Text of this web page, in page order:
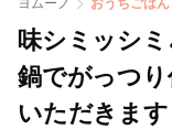
味シミッシ
鍋でがっつ
いただきます